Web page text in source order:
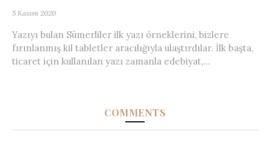
5 Kasım 2020
Yazıyı bulan Sümerliler ilk yazı örneklerini, bizlere
fırınlanmış kil tabletler aracılığıyla ulaştırdılar. İlk başta,
ticaret için kullanılan yazı zamanla edebiyat,...
COMMENTS